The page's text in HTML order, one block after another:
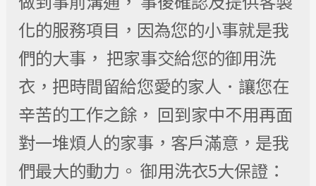
化的服務項目，因為您的小事就是我
們的大事， 把家事交給您的御用洗
衣，把時間留給您愛的家人．讓您在
辛苦的工作之餘， 回到家中不用再面
對一堆煩人的家事，客戶滿意，是我
們最大的動力。 御用洗衣5大保證：